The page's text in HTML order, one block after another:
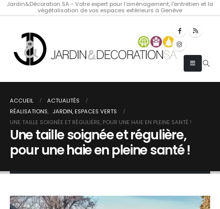
Jardin&Décoration SA - Votre expert pour l'aménagement, l'entretien et la
végétalisation de vos espaces extérieurs à Genève
ACCUEIL
ACTUALITÉS
RÉALISATIONS, JARDIN, ESPACES VERTS
UNE TAILLE SOIGNÉE ET RÉGULIÈRE, POUR UNE HAIE EN PLEINE SANTÉ !
Une taille soignée et régulière,
pour une haie en pleine santé !